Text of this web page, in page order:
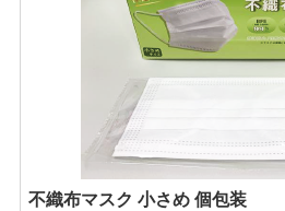
不織布マスク 小さめ 個包装